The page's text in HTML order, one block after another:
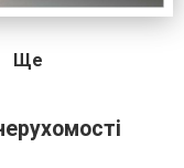
Ще